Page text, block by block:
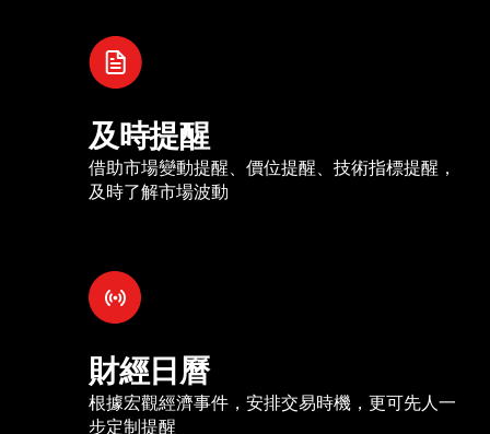
及時提醒
借助市場變動提醒、價位提醒、技術指標提醒，
及時了解市場波動
財經日曆
根據宏觀經濟事件，安排交易時機，更可先人一
步定制提醒